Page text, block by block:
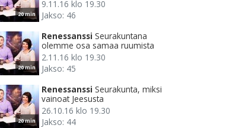
20 min
9.11.16 klo 19.30
Jakso: 46
20 min
Renessanssi Seurakuntana
olemme osa samaa ruumista
2.11.16 klo 19.30
Jakso: 45
20 min
Renessanssi Seurakunta, miksi
vainoat Jeesusta
26.10.16 klo 19.30
Jakso: 44